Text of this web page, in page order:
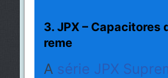
3. JPX – Capacitores
reme
A série JPX